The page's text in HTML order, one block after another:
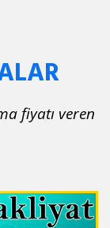
fiyatı veren